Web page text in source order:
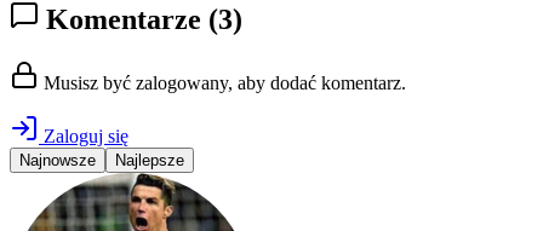
Komentarze (3)
Musisz być zalogowany, aby dodać komentarz.
Zaloguj się
Najnowsze Najlepsze